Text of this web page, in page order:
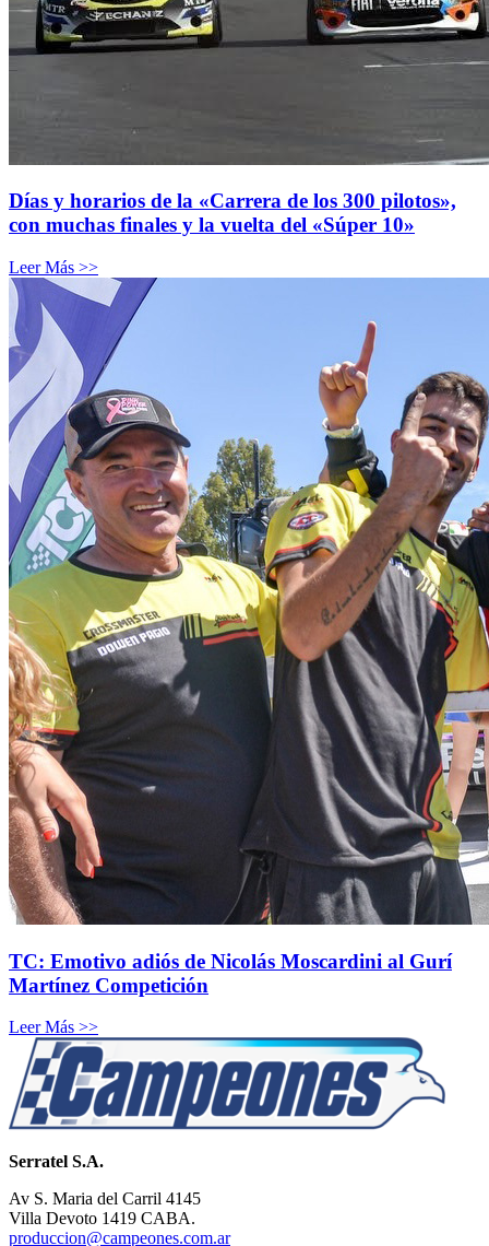
Días y horarios de la «Carrera de los 300 pilotos»,
con muchas finales y la vuelta del «Súper 10»
Leer Más >>
TC: Emotivo adiós de Nicolás Moscardini al Gurí
Martínez Competición
Leer Más >>
Serratel S.A.
Av S. Maria del Carril 4145
Villa Devoto 1419 CABA.
produccion@campeones.com.ar